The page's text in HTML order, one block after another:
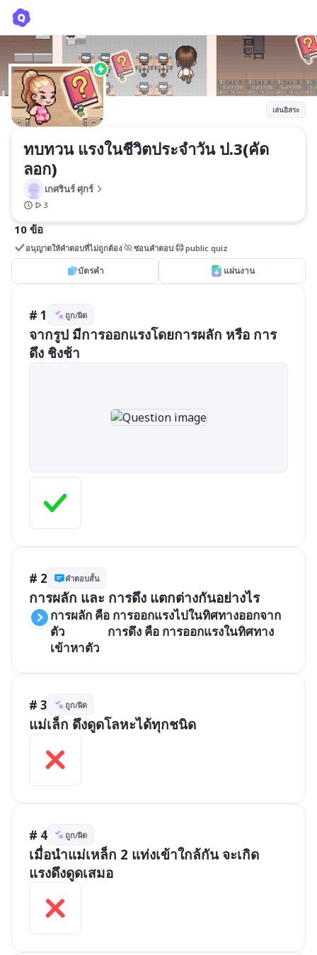
เล่นอิสระ
ทบทวน แรงในชีวิตประจำวัน ป.3(คัด
ลอก)
เกศรินร์ ศุกร์
3
10 ข้อ
อนุญาตให้คำตอบที่ไม่ถูกต้อง ซ่อนคำตอบ public quiz
บัตรคำ แผ่นงาน
# 1 ถูก/ผิด
จากรูป มีการออกแรงโดยการผลัก หรือ การ
ดึง ชิงช้า
# 2 คำตอบสั้น
การผลัก และ การดึง แตกต่างกันอย่างไร
การผลัก คือ การออกแรงไปในทิศทางออกจาก
ตัว               การดึง คือ การออกแรงในทิศทาง
เข้าหาตัว
# 3 ถูก/ผิด
แม่เล็ก ดึงดูดโลหะได้ทุกชนิด
# 4 ถูก/ผิด
เมื่อนำแม่เหล็ก 2 แท่งเข้าใกล้กัน จะเกิด
แรงดึงดูดเสมอ